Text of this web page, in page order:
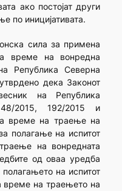
ако постојат други
по иницијативата.
сила за примена
време на вонредна
Република Северна
дека Законот
на Република
2015, 192/2015 и
време на траење на
полагање на испитот
на вонредната
од оваа уредба
на испитот
време на траењето на